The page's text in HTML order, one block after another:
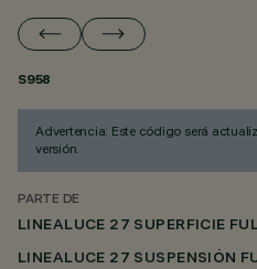
S958
Advertencia: Este código será
versión.
PARTE DE
LINEALUCE 27 SUPERFICIE
LINEALUCE 27 SUSPENSIÓN